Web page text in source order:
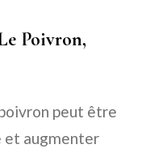
Poivron,
peut être
et augmenter